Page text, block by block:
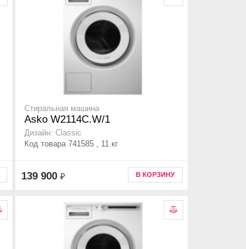
Стиральная машина
Asko W2114C.W/1
Дизайн: Classic
Код товара 741585 , 11 кг
139 900 ₽ В КОРЗИНУ